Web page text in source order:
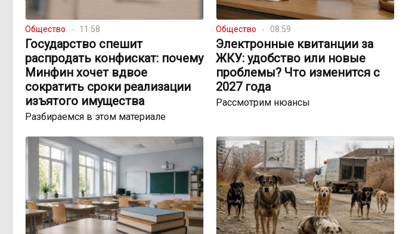
Общество 11:58
Государство спешит
распродать конфискат: почему
Минфин хочет вдвое
сократить сроки реализации
изъятого имущества
Разбираемся в этом материале
Общество 08:59
Электронные квитанции за
ЖКУ: удобство или новые
проблемы? Что изменится с
2027 года
Рассмотрим нюансы